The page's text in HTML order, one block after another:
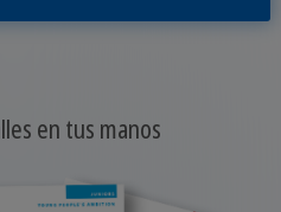
en tus manos